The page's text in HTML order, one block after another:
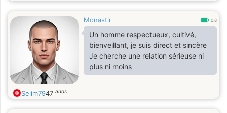
Monastir 0.8
Un homme respectueux, cultivé,
bienveillant, je suis direct et sincère
Je cherche une relation sérieuse ni
plus ni moins
Selim7947 anos